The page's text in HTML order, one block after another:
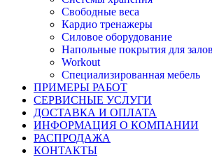
Свободные веса
Кардио тренажеры
Силовое оборудование
Напольные покрытия для залов
Workout
Специализированная мебель
ПРИМЕРЫ РАБОТ
СЕРВИСНЫЕ УСЛУГИ
ДОСТАВКА И ОПЛАТА
ИНФОРМАЦИЯ О КОМПАНИИ
РАСПРОДАЖА
КОНТАКТЫ